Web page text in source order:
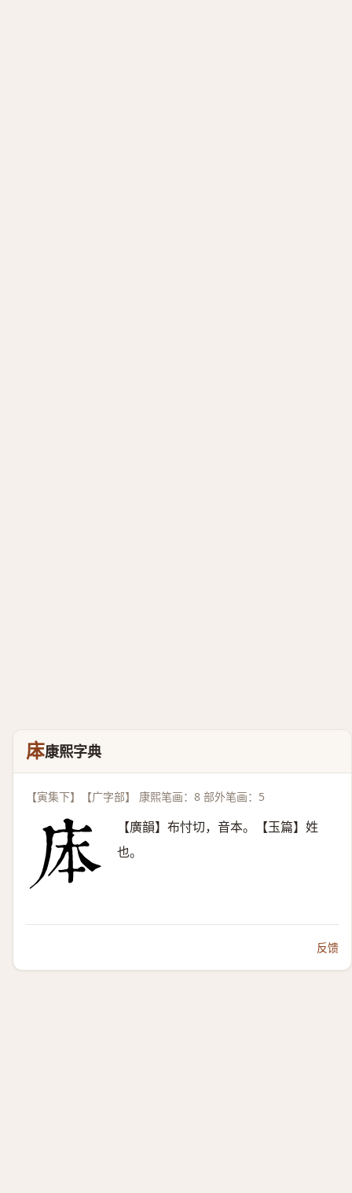
㡷康熙字典
【寅集下】【广字部】 康熙笔画：8 部外笔画：5
【廣韻】布忖切，音本。【玉篇】姓
也。
反馈